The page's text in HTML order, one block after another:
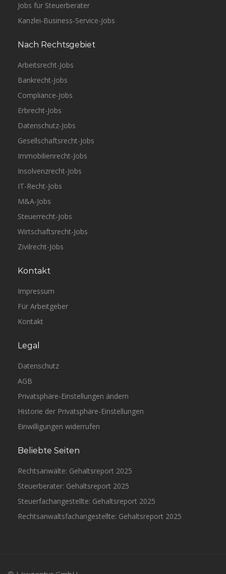
Jobs für Steuerberater
Kanzlei-Business-Service-Jobs
Nach Rechtsgebiet
Arbeitsrecht-Jobs
Bankrecht-Jobs
Compliance-Jobs
Erbrecht-Jobs
Datenschutz-Jobs
Gesellschaftsrecht-Jobs
Immobilienrecht-Jobs
Insolvenzrecht-Jobs
IT-Recht-Jobs
M&A-Jobs
Steuerrecht-Jobs
Wirtschaftsrecht-Jobs
Zivilrecht-Jobs
Kontakt
Impressum
Für Arbeitgeber
Kontakt
Legal
Datenschutz
AGB
Privatsphäre-Einstellungen ändern
Historie der Privatsphäre-Einstellungen
Einwilligungen widerrufen
Beliebte Seiten
Rechtsanwälte: Gehaltsreport 2025
Steuerberater: Gehaltsreport 2025
Steuerfachangestellte: Gehaltsreport 2025
Rechtsanwaltsfachangestellte: Gehaltsreport 2025